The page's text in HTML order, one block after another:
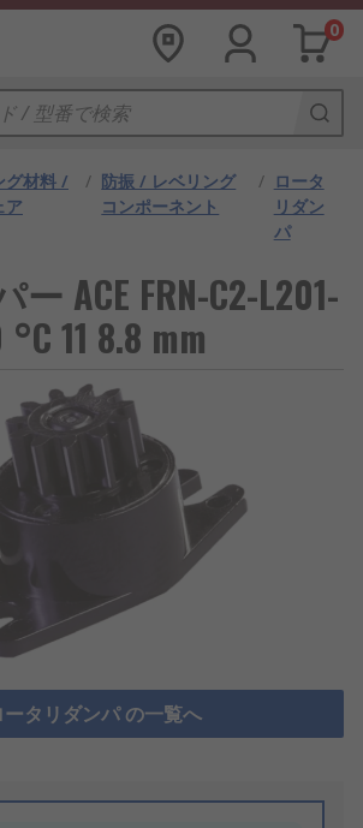
0
グ材料 /
ア
/ 防振 / レベリング
コンポーネント
/ ロータ
リダン
パ
ACE FRN-C2-L201-
11 8.8 mm
ータリダンパ の一覧へ